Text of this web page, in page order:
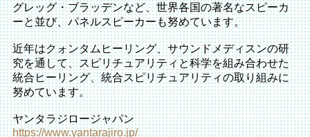
グレッグ・ブラッデンなど、世界各国の著名なスピーカ
ーと並び、パネルスピーカーも努めています。
近年はクォンタムヒーリング、サウンドメディスンの研
究を通して、スピリチュアリティと科学を組み合わせた
統合ヒーリング、統合スピリチュアリティの取り組みに
努めています。
ヤンタラジロージャパン
https://www.yantarajiro.jp/